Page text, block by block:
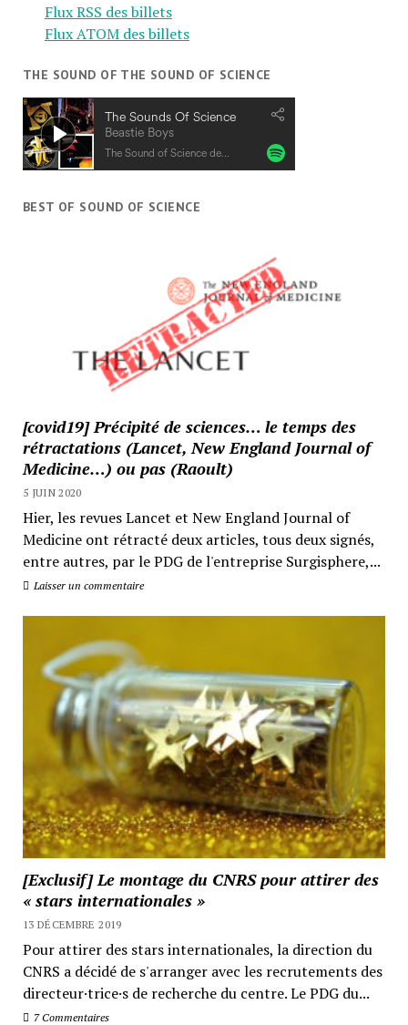
Flux RSS des billets
Flux ATOM des billets
THE SOUND OF THE SOUND OF SCIENCE
BEST OF SOUND OF SCIENCE
[covid19] Précipité de sciences… le temps des
rétractations (Lancet, New England Journal of
Medicine…) ou pas (Raoult)
5 JUIN 2020
Hier, les revues Lancet et New England Journal of
Medicine ont rétracté deux articles, tous deux signés,
entre autres, par le PDG de l'entreprise Surgisphere,...
Laisser un commentaire
[Exclusif] Le montage du CNRS pour attirer des
« stars internationales »
13 DÉCEMBRE 2019
Pour attirer des stars internationales, la direction du
CNRS a décidé de s'arranger avec les recrutements des
directeur·trice·s de recherche du centre. Le PDG du...
7 Commentaires